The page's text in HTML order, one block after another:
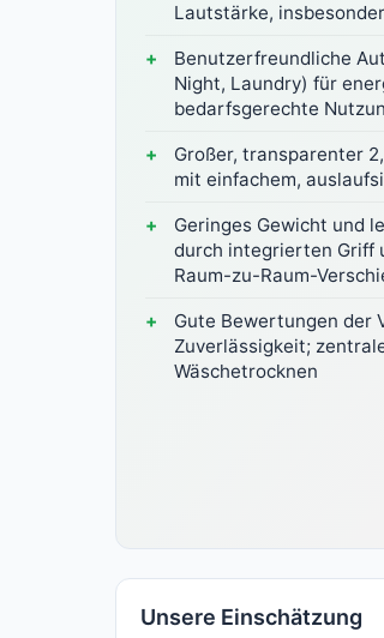
Lautstärke,
Benutzerfreundliche
Night, Laundry) für
bedarfsgerechte
Großer, transparenter
mit einfachem,
Geringes Gewicht und
durch integrierten Griff
Raum-zu-Raum-
Gute Bewertungen der
Zuverlässigkeit;
Wäschetrocknen
Unsere Einschätzung